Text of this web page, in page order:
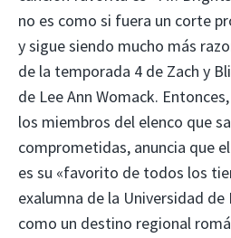
no es como si fuera un corte
y sigue siendo mucho más
de la temporada 4 de Zach y
de Lee Ann Womack.
los miembros del elenco que
comprometidas, anuncia que
es su «favorito de todos los
exalumna de la Universidad
como un destino regional